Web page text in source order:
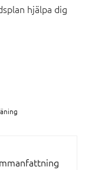
hjälpa dig